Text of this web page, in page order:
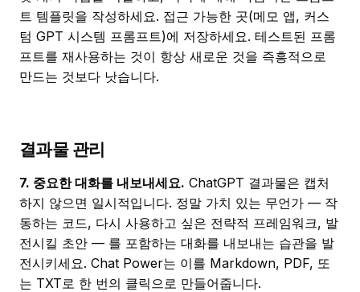
트 템플릿을 작성하세요. 접근 가능한 곳(메모 앱, 커스
텀 GPT 시스템 프롬프트)에 저장하세요. 테스트된 프롬
프트를 재사용하는 것이 항상 새로운 것을 즉흥적으로
만드는 것보다 낫습니다.
결과물 관리
7. 중요한 대화를 내보내세요. ChatGPT 결과물은 캡처
하지 않으면 일시적입니다. 정말 가치 있는 무언가 — 작
동하는 코드, 다시 사용하고 싶은 전략적 프레임워크, 발
전시킬 초안 — 를 포함하는 대화를 내보내는 습관을 발
전시키세요. Chat Power는 이를 Markdown, PDF, 또
는 TXT로 한 번의 클릭으로 만들어줍니다.